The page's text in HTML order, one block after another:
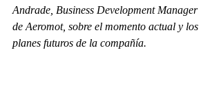
Andrade, Business Development Manager
de Aeromot, sobre el momento actual y los
planes futuros de la compañía.